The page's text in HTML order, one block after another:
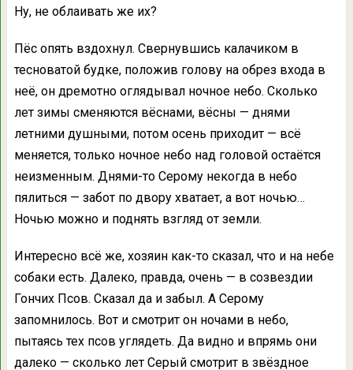
Ну, не облаивать же их?
Пёс опять вздохнул. Свернувшись калачиком в
тесноватой будке, положив голову на обрез входа в
неё, он дремотно оглядывал ночное небо. Сколько
лет зимы сменяются вёснами, вёсны — днями
летними душными, потом осень приходит — всё
меняется, только ночное небо над головой остаётся
неизменным. Днями-то Серому некогда в небо
пялиться — забот по двору хватает, а вот ночью…
Ночью можно и поднять взгляд от земли.
Интересно всё же, хозяин как-то сказал, что и на небе
собаки есть. Далеко, правда, очень — в созвездии
Гончих Псов. Сказал да и забыл. А Серому
запомнилось. Вот и смотрит он ночами в небо,
пытаясь тех псов углядеть. Да видно и впрямь они
далеко — сколько лет Серый смотрит в звёздное